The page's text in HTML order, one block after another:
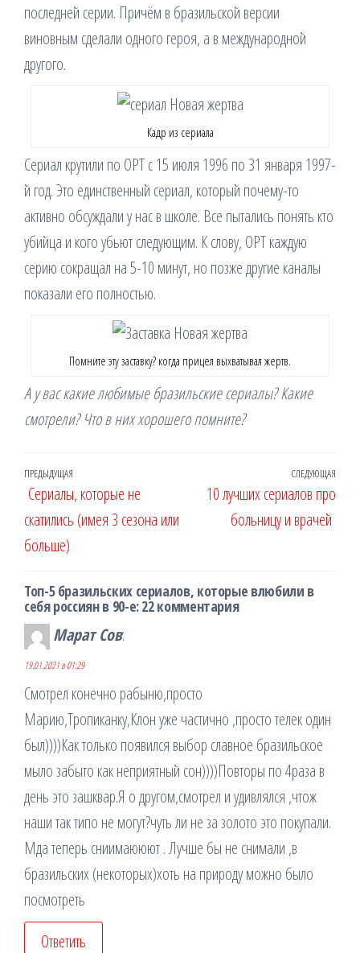
последней серии. Причём в бразильской версии
виновным сделали одного героя, а в международной
другого.
Кадр из сериала
Сериал крутили по ОРТ с 15 июля 1996 по 31 января 1997-
й год. Это единственный сериал, который почему-то
активно обсуждали у нас в школе. Все пытались понять кто
убийца и кого убьют следующим. К слову, ОРТ каждую
серию сокращал на 5-10 минут, но позже другие каналы
показали его полностью.
Помните эту заставку? когда прицел выхватывал жертв.
А у вас какие любимые бразильские сериалы? Какие
смотрели? Что в них хорошего помните?
Навигация
по
записям
Предыдущая
запись
ПРЕДЫДУЩАЯ
Сериалы, которые не
скатились (имея 3 сезона или
больше)
СЛЕДУЮЩАЯ
10 лучших сериалов про
больницу и врачей
Топ-5 бразильских сериалов, которые влюбили в
себя россиян в 90-е: 22 комментария
Марат Сов:
19.01.2021 в 01:29
Смотрел конечно рабыню,просто
Марию,Тропиканку,Клон уже частично ,просто телек один
был))))Как только появился выбор славное бразильское
мыло забыто как неприятный сон))))Повторы по 4раза в
день это зашквар.Я о другом,смотрел и удивлялся ,чтож
наши так типо не могут?чуть ли не за золото это покупали.
Мда теперь сниимаююют . Лучше бы не снимали ,в
бразильских (некоторых)хоть на природу можно было
посмотреть
Ответить